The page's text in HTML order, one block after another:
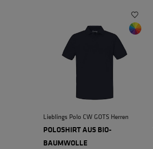
Lieblings Polo CW GOTS Herren
POLOSHIRT AUS BIO-
BAUMWOLLE